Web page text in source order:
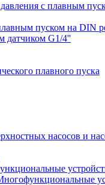
с плавным
пуском на DIN
датчиком G1/4''
плавного пуска
насосов и